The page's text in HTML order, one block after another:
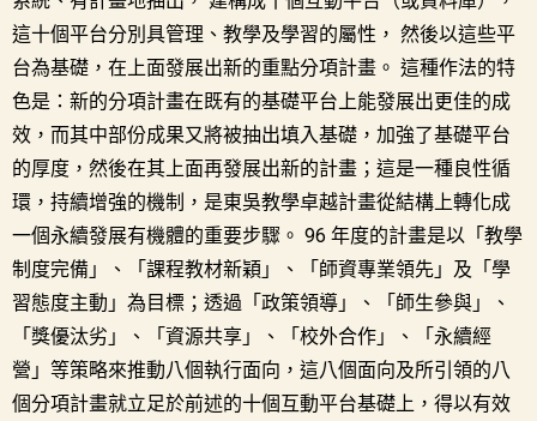
這十個平台分別具管理、教學及學習的屬性， 然後以這些平
台為基礎，在上面發展出新的重點分項計畫。 這種作法的特
色是：新的分項計畫在既有的基礎平台上能發展出更佳的成
效，而其中部份成果又將被抽出填入基礎，加強了基礎平台
的厚度，然後在其上面再發展出新的計畫；這是一種良性循
環，持續增強的機制，是東吳教學卓越計畫從結構上轉化成
一個永續發展有機體的重要步驟。 96 年度的計畫是以「教學
制度完備」、「課程教材新穎」、「師資專業領先」及「學
習態度主動」為目標；透過「政策領導」、「師生參與」、
「獎優汰劣」、「資源共享」、「校外合作」、「永續經
營」等策略來推動八個執行面向，這八個面向及所引領的八
個分項計畫就立足於前述的十個互動平台基礎上，得以有效